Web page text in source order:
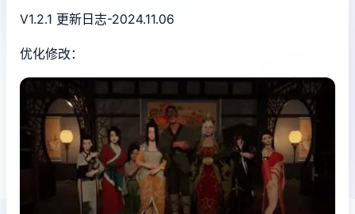
V1.2.1 更新日志-2024.11.06
优化修改：